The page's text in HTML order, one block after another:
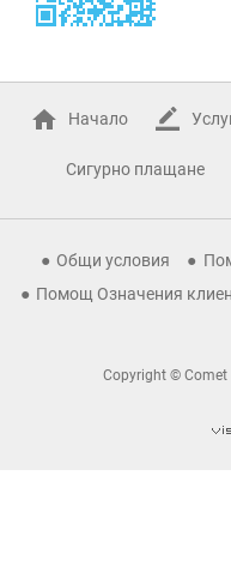
Начало
Сигурно плащане
Общи условия
Помощ Означения
Copyright © Comet